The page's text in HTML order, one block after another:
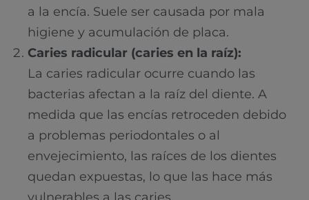
a la encía. Suele ser causada por mala
higiene y acumulación de placa.
Caries radicular (caries en la raíz):
La caries radicular ocurre cuando las
bacterias afectan a la raíz del diente. A
medida que las encías retroceden debido
a problemas periodontales o al
envejecimiento, las raíces de los dientes
quedan expuestas, lo que las hace más